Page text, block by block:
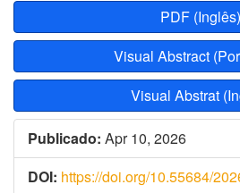
PDF (Inglês)
Visual Abstract
Visual Abstrat
Publicado: Apr 10, 2026
DOI: https://doi.org/10.55684/